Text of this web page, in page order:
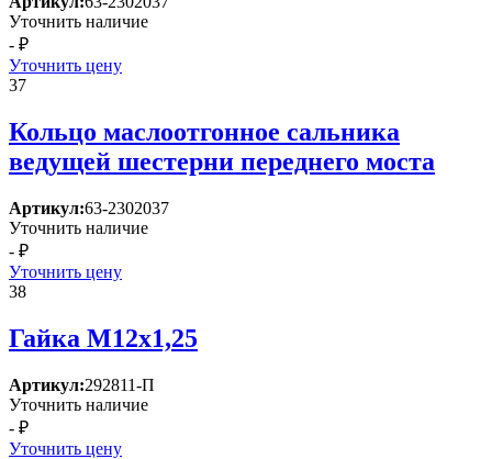
Уточнить наличие
- ₽
Уточнить цену
37
Кольцо маслоотгонное сальника
ведущей шестерни переднего моста
Артикул:63-2302037
Уточнить наличие
- ₽
Уточнить цену
38
Гайка М12х1,25
Артикул:292811-П
Уточнить наличие
- ₽
Уточнить цену